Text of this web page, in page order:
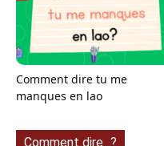
Comment dire tu me
manques en lao
Comment dire...?